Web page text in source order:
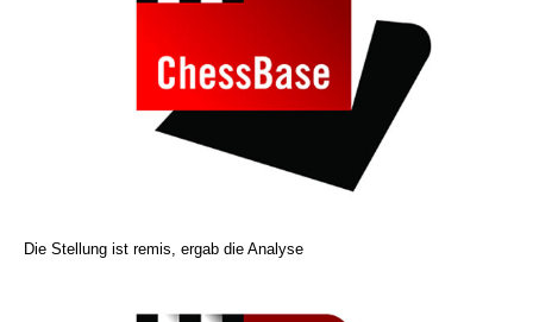
Die Stellung ist remis, ergab die Analyse